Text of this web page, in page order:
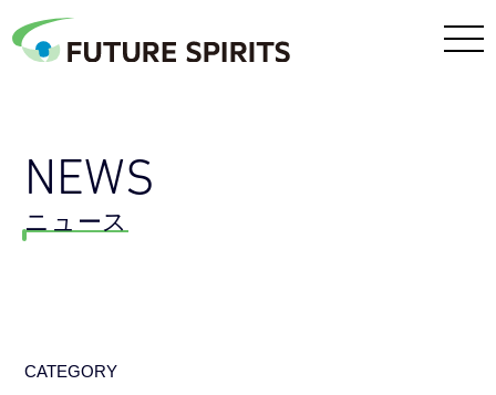
NEWS
ニュース
CATEGORY